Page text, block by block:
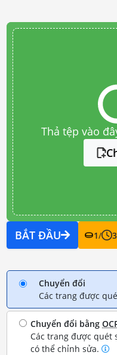
Thả tệp vào
BẮT ĐẦU 1/
Chuyển đổi
Các trang được
Chuyển đổi bằng
Các trang được quét
có thể chỉnh sửa.